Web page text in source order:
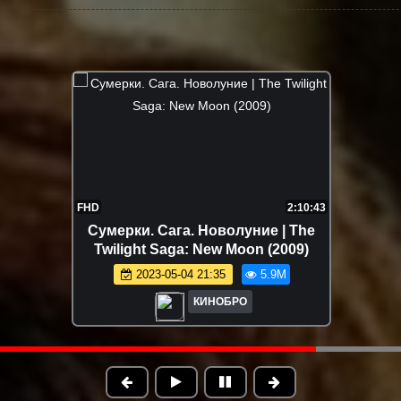
1:50:02
Зверопой 2 | Sing 2 (2021)
2023-05-17 20:49 5.6M
КИНОБРО